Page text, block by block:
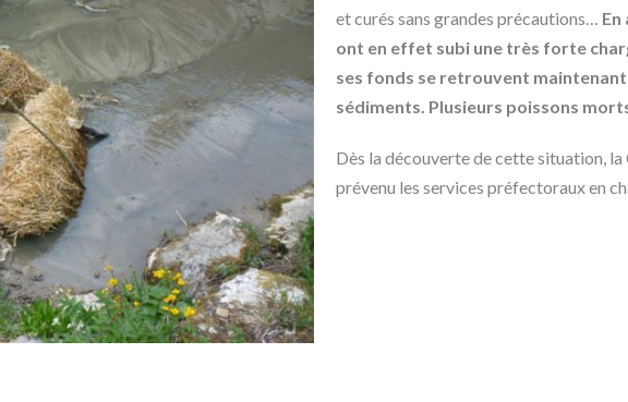
et curés sans grandes précautions… En
ont en effet subi une très forte
ses fonds se retrouvent
sédiments. Plusieurs poissons
Dès la découverte de cette situation, la
prévenu les services préfectoraux en